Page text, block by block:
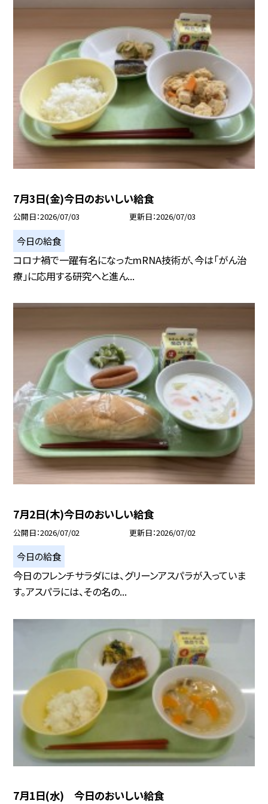
7月3日(金)今日のおいしい給食
公開日 2026/07/03 更新日 2026/07/03
今日の給食
コロナ禍で一躍有名になったmRNA技術が、今は「がん治
療」に応用する研究へと進ん...
7月2日(木)今日のおいしい給食
公開日 2026/07/02 更新日 2026/07/02
今日の給食
今日のフレンチサラダには、グリーンアスパラが入っていま
す。アスパラには、その名の...
7月1日(水) 今日のおいしい給食